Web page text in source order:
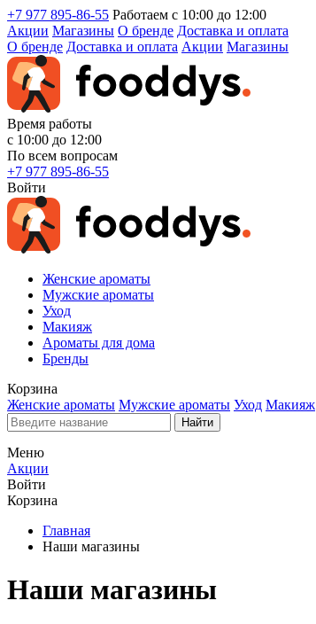
+7 977 895-86-55 Работаем с 10:00 до 12:00
Акции Магазины О бренде Доставка и оплата
О бренде Доставка и оплата Акции Магазины
Время работы
с 10:00 до 12:00
По всем вопросам
+7 977 895-86-55
Войти
Женские ароматы
Мужские ароматы
Уход
Макияж
Ароматы для дома
Бренды
Корзина
Женские ароматы Мужские ароматы Уход Макияж
Найти
Меню
Акции
Войти
Корзина
Главная
Наши магазины
Наши магазины